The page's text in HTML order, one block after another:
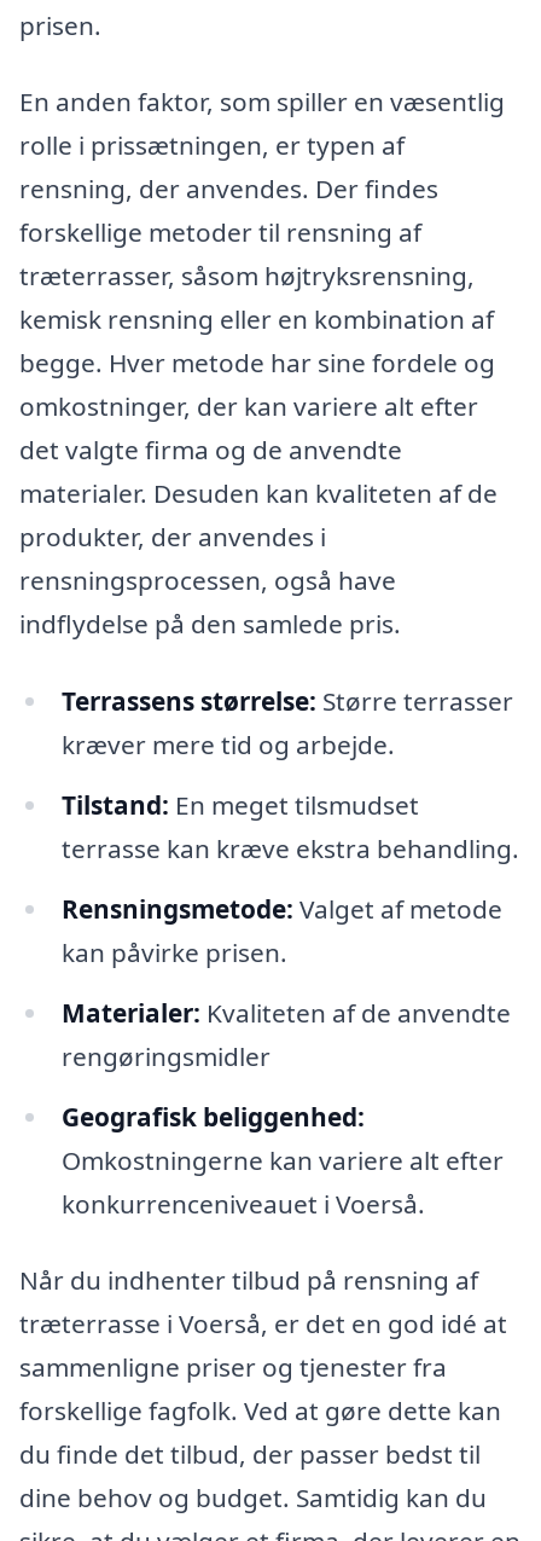
prisen.
En anden faktor, som spiller en væsentlig
rolle i prissætningen, er typen af
rensning, der anvendes. Der findes
forskellige metoder til rensning af
træterrasser, såsom højtryksrensning,
kemisk rensning eller en kombination af
begge. Hver metode har sine fordele og
omkostninger, der kan variere alt efter
det valgte firma og de anvendte
materialer. Desuden kan kvaliteten af de
produkter, der anvendes i
rensningsprocessen, også have
indflydelse på den samlede pris.
Terrassens størrelse: Større terrasser
kræver mere tid og arbejde.
Tilstand: En meget tilsmudset
terrasse kan kræve ekstra behandling.
Rensningsmetode: Valget af metode
kan påvirke prisen.
Materialer: Kvaliteten af de anvendte
rengøringsmidler
Geografisk beliggenhed:
Omkostningerne kan variere alt efter
konkurrenceniveauet i Voerså.
Når du indhenter tilbud på rensning af
træterrasse i Voerså, er det en god idé at
sammenligne priser og tjenester fra
forskellige fagfolk. Ved at gøre dette kan
du finde det tilbud, der passer bedst til
dine behov og budget. Samtidig kan du